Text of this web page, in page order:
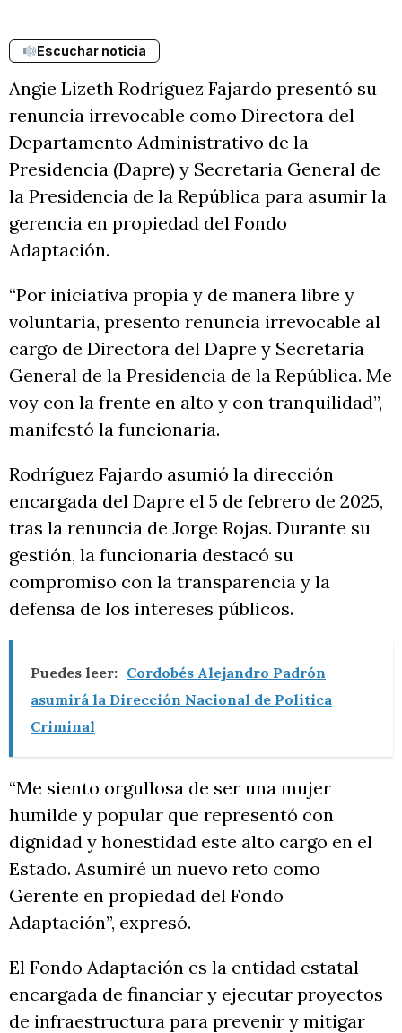
Escuchar noticia
Angie Lizeth Rodríguez Fajardo presentó su
renuncia irrevocable como Directora del
Departamento Administrativo de la
Presidencia (Dapre) y Secretaria General de
la Presidencia de la República para asumir la
gerencia en propiedad del Fondo
Adaptación.
“Por iniciativa propia y de manera libre y
voluntaria, presento renuncia irrevocable al
cargo de Directora del Dapre y Secretaria
General de la Presidencia de la República. Me
voy con la frente en alto y con tranquilidad”,
manifestó la funcionaria.
Rodríguez Fajardo asumió la dirección
encargada del Dapre el 5 de febrero de 2025,
tras la renuncia de Jorge Rojas. Durante su
gestión, la funcionaria destacó su
compromiso con la transparencia y la
defensa de los intereses públicos.
Puedes leer: Cordobés Alejandro Padrón
asumirá la Dirección Nacional de Política
Criminal
“Me siento orgullosa de ser una mujer
humilde y popular que representó con
dignidad y honestidad este alto cargo en el
Estado. Asumiré un nuevo reto como
Gerente en propiedad del Fondo
Adaptación”, expresó.
El Fondo Adaptación es la entidad estatal
encargada de financiar y ejecutar proyectos
de infraestructura para prevenir y mitigar